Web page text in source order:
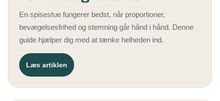
En spisestue fungerer bedst, når proportioner,
bevægelsesfrihed og stemning går hånd i hånd. Denne
guide hjælper dig med at tænke helheden ind.
Læs artiklen